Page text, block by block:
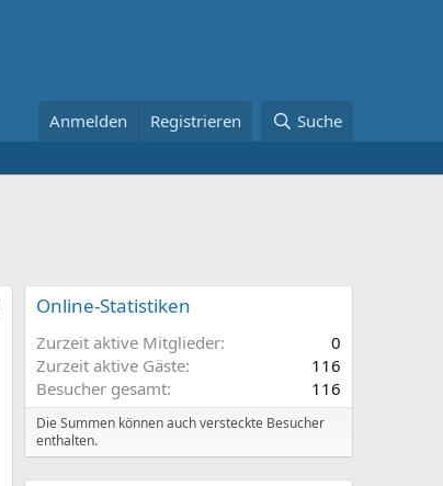
Anmelden Registrieren Suche
Online-Statistiken
Zurzeit aktive Mitglieder
0
Zurzeit aktive Gäste
116
Besucher gesamt
116
Die Summen können auch versteckte Besucher
enthalten.